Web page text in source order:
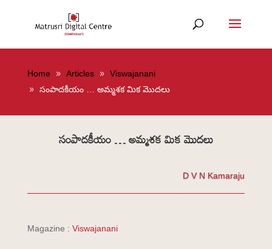
Home Articles
Viswajanani
సంపాదకీయం … అమ్మశక మిక మొదలు
సంపాదకీయం … అమ్మశక మిక మొదలు
D V N Kamaraju
Magazine : Viswajanani